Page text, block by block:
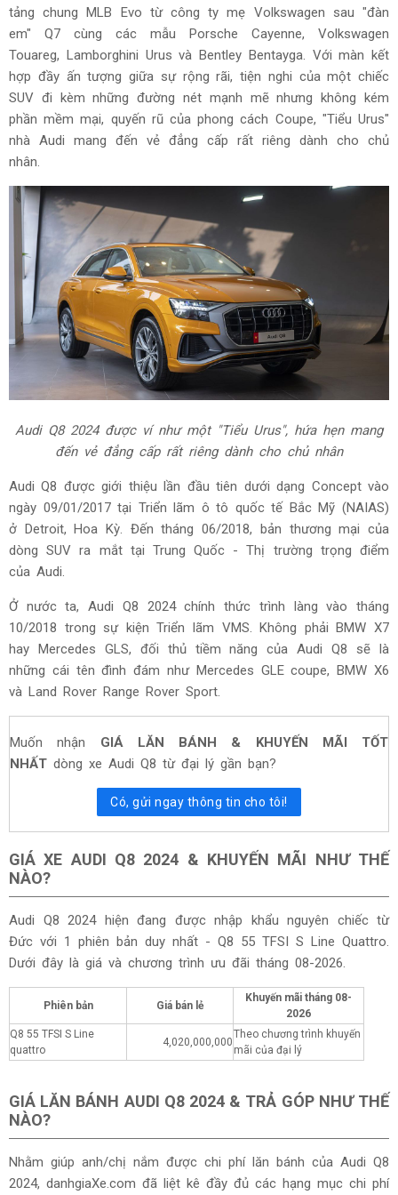
tảng chung MLB Evo từ công ty mẹ Volkswagen sau "đàn
em" Q7 cùng các mẫu Porsche Cayenne, Volkswagen
Touareg, Lamborghini Urus và Bentley Bentayga. Với màn kết
hợp đầy ấn tượng giữa sự rộng rãi, tiện nghi của một chiếc
SUV đi kèm những đường nét mạnh mẽ nhưng không kém
phần mềm mại, quyến rũ của phong cách Coupe, "Tiểu Urus"
nhà Audi mang đến vẻ đẳng cấp rất riêng dành cho chủ
nhân.
Audi Q8 2024 được ví như một "Tiểu Urus", hứa hẹn mang
đến vẻ đẳng cấp rất riêng dành cho chủ nhân
Audi Q8 được giới thiệu lần đầu tiên dưới dạng Concept vào
ngày 09/01/2017 tại Triển lãm ô tô quốc tế Bắc Mỹ (NAIAS)
ở Detroit, Hoa Kỳ. Đến tháng 06/2018, bản thương mại của
dòng SUV ra mắt tại Trung Quốc - Thị trường trọng điểm
của Audi.
Ở nước ta, Audi Q8 2024 chính thức trình làng vào tháng
10/2018 trong sự kiện Triển lãm VMS. Không phải BMW X7
hay Mercedes GLS, đối thủ tiềm năng của Audi Q8 sẽ là
những cái tên đình đám như Mercedes GLE coupe, BMW X6
và Land Rover Range Rover Sport.
Muốn nhận GIÁ LĂN BÁNH & KHUYẾN MÃI TỐT
NHẤT dòng xe Audi Q8 từ đại lý gần bạn?
Có, gửi ngay thông tin cho tôi!
GIÁ XE AUDI Q8 2024 & KHUYẾN MÃI NHƯ THẾ
NÀO?
Audi Q8 2024 hiện đang được nhập khẩu nguyên chiếc từ
Đức với 1 phiên bản duy nhất - Q8 55 TFSI S Line Quattro.
Dưới đây là giá và chương trình ưu đãi tháng 08-2026.
Phiên bản Giá bán lẻ
Khuyến mãi tháng 08-
2026
Q8 55 TFSI S Line
quattro
4,020,000,000
Theo chương trình khuyến
mãi của đại lý
GIÁ LĂN BÁNH AUDI Q8 2024 & TRẢ GÓP NHƯ THẾ
NÀO?
Nhằm giúp anh/chị nắm được chi phí lăn bánh của Audi Q8
2024, danhgiaXe.com đã liệt kê đầy đủ các hạng mục chi phí